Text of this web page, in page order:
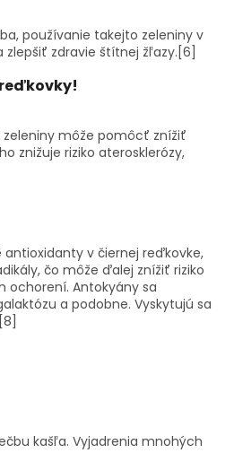
používanie takejto zeleniny v
zdravie štítnej žľazy. [6]
!
zeleniny môže pomôcť znížiť
znižuje riziko aterosklerózy,
v čiernej reďkovke,
čo môže ďalej znížiť riziko
ochorení. Antokyány sa
a podobne. Vyskytujú sa
[8]
kašľa. Vyjadrenia mnohých